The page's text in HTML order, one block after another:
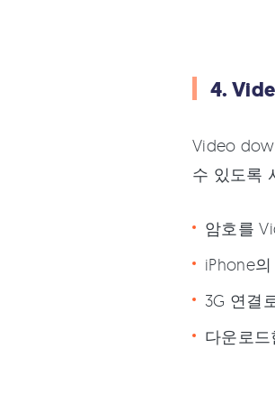
4.
Video
수 있도록
암호를
iPhone
3G 연결
다운로